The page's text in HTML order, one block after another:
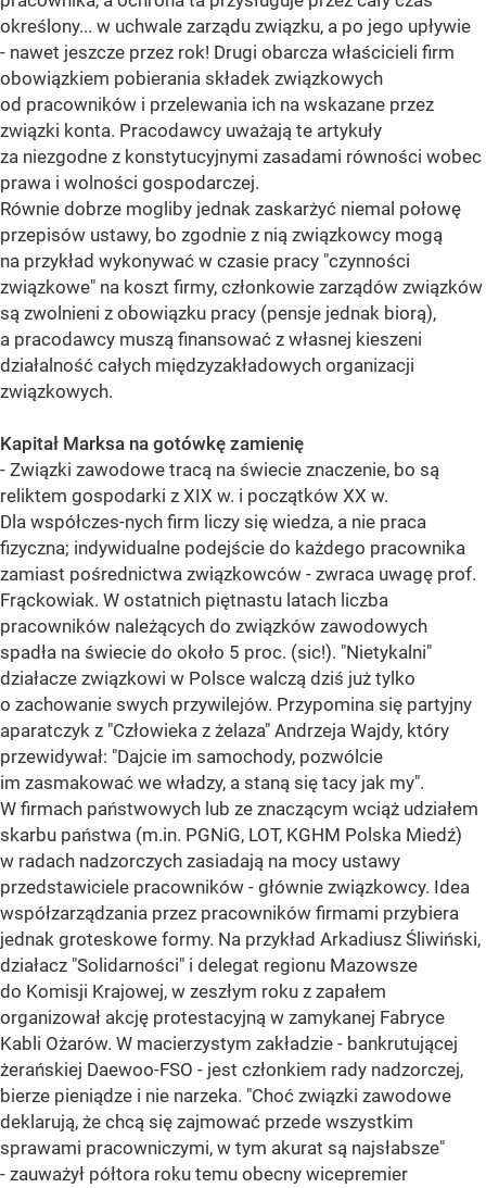
określony... w uchwale zarządu związku, a po jego upływie
- nawet jeszcze przez rok! Drugi obarcza właścicieli firm
obowiązkiem pobierania składek związkowych
od pracowników i przelewania ich na wskazane przez
związki konta. Pracodawcy uważają te artykuły
za niezgodne z konstytucyjnymi zasadami równości wobec
prawa i wolności gospodarczej.
Równie dobrze mogliby jednak zaskarżyć niemal połowę
przepisów ustawy, bo zgodnie z nią związkowcy mogą
na przykład wykonywać w czasie pracy "czynności
związkowe" na koszt firmy, członkowie zarządów związków
są zwolnieni z obowiązku pracy (pensje jednak biorą),
a pracodawcy muszą finansować z własnej kieszeni
działalność całych międzyzakładowych organizacji
związkowych.
Kapitał Marksa na gotówkę zamienię
- Związki zawodowe tracą na świecie znaczenie, bo są
reliktem gospodarki z XIX w. i początków XX w.
Dla współczes-nych firm liczy się wiedza, a nie praca
fizyczna; indywidualne podejście do każdego pracownika
zamiast pośrednictwa związkowców - zwraca uwagę prof.
Frąckowiak. W ostatnich piętnastu latach liczba
pracowników należących do związków zawodowych
spadła na świecie do około 5 proc. (sic!). "Nietykalni"
działacze związkowi w Polsce walczą dziś już tylko
o zachowanie swych przywilejów. Przypomina się partyjny
aparatczyk z "Człowieka z żelaza" Andrzeja Wajdy, który
przewidywał: "Dajcie im samochody, pozwólcie
im zasmakować we władzy, a staną się tacy jak my".
W firmach państwowych lub ze znaczącym wciąż udziałem
skarbu państwa (m.in. PGNiG, LOT, KGHM Polska Miedź)
w radach nadzorczych zasiadają na mocy ustawy
przedstawiciele pracowników - głównie związkowcy. Idea
współzarządzania przez pracowników firmami przybiera
jednak groteskowe formy. Na przykład Arkadiusz Śliwiński,
działacz "Solidarności" i delegat regionu Mazowsze
do Komisji Krajowej, w zeszłym roku z zapałem
organizował akcję protestacyjną w zamykanej Fabryce
Kabli Ożarów. W macierzystym zakładzie - bankrutującej
żerańskiej Daewoo-FSO - jest członkiem rady nadzorczej,
bierze pieniądze i nie narzeka. "Choć związki zawodowe
deklarują, że chcą się zajmować przede wszystkim
sprawami pracowniczymi, w tym akurat są najsłabsze"
- zauważył półtora roku temu obecny wicepremier